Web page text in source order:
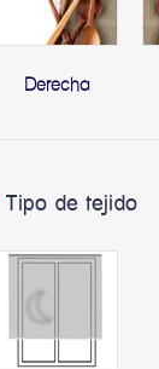
Derecha
Tipo de tejido